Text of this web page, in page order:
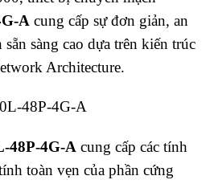
A cung cấp sự đơn giản, an
sàng cao dựa trên kiến trúc
Architecture.
48P-4G-A
48P-4G-A cung cấp các tính
toàn vẹn của phần cứng